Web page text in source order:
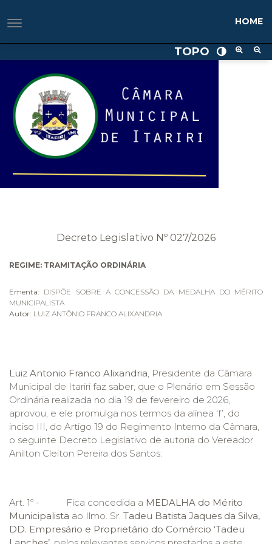
TOPO
HOME
Decreto Legislativo Nº 027/2026
REGIME: TRAMITAÇÃO ORDINÁRIA
Ementa: DISPÕE SOBRE A CONCESSÃO DA MEDALHA DO MÉRITO
MUNICIPALISTA
Autor: LUIZ ANTÔNIO FRANCO ALIXANDRIA
Luiz Antonio Franco Alixandria, Presidente da Câmara
Municipal de Itariri faz saber, que o Plenário em Sessão
Ordinária realizada no dia 19 de fevereiro de 2026,
aprovou, e ele promulga nos termos da alínea ‘f’, do
inciso III, do Artigo 19 do Regimento Interno da Câmara,
o seguinte Decreto Legislativo de autoria do Vereador
Anilton Cleiton Pereira dos Santos:
Art. 1º - Fica concedida a MEDALHA do Mérito
Municipalista ao Ilmo. Sr. Tadeu Batista Jaques da Silva,
DD. Empresário e Proprietário do Comércio ‘Tadeu